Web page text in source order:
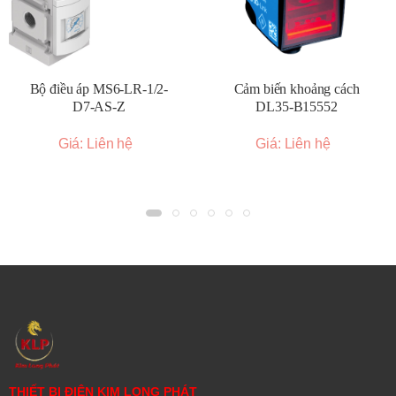
truyền động và các thiết bị khác.
Chế tạo máy:
Đảm bảo nguồn khí nén chất lượng cho
các công cụ khí nén, hệ thống kẹp và các ứng dụng
khác.
Điện tử: Cung cấp khí nén sạch cho các quy trình sản
Thực phẩm và đồ uống:
Sử dụng trong các hệ thống
Ứng dụng trong các thiết bị và hệ thống khí nén y
Bộ điều áp MS6-LR-1/2-
D7-AS-Z
Giá: Liên hệ
Cảm biến khoảng cách
DL35-B15552
Giá: Liên hệ
THIẾT BỊ ĐIỆN KIM LONG PHÁT